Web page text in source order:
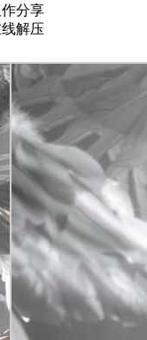
分享
解压